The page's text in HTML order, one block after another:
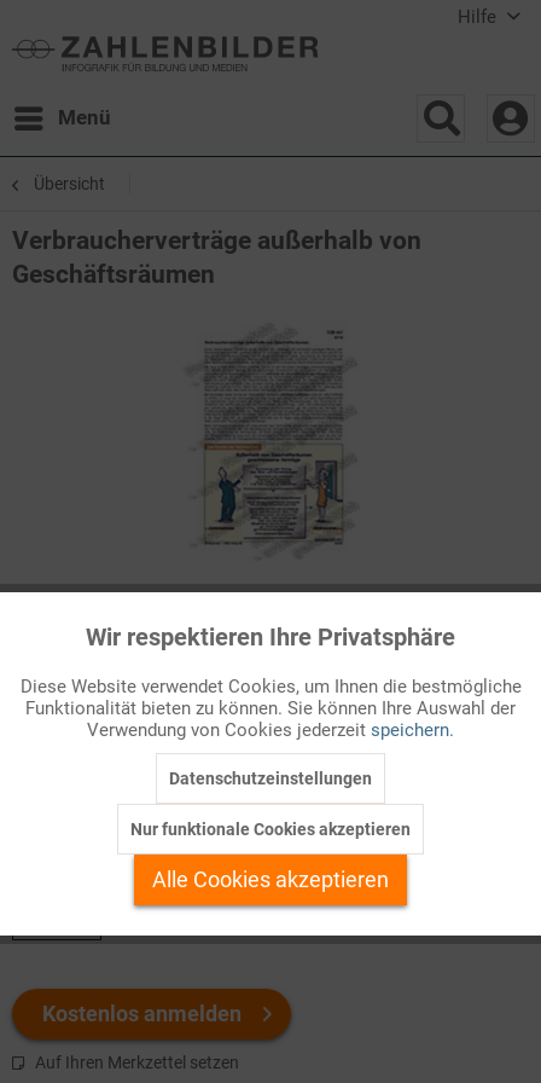
Hilfe
Menü
Übersicht
Verbraucherverträge außerhalb von
Geschäftsräumen
Verbraucherverträge außerhalb von Geschäftsräumen
Immer wieder werden Privatleute an der Haustür oder unterwegs
mit vermeintlich günstigen Waren- oder
Welchen Download brauchen Sie?
Kostenlos anmelden
Auf Ihren Merkzettel setzen
Funktionale Aktiv
Marketing Inaktiv
Personalisierung Inaktiv
Service
Wir respektieren Ihre Privatsphäre
Diese Website verwendet Cookies, um Ihnen die bestmögliche
Funktionalität bieten zu können. Sie können Ihre Auswahl der
Verwendung von Cookies jederzeit speichern.
Datenschutzeinstellungen
Nur funktionale Cookies akzeptieren
Alle Cookies akzeptieren